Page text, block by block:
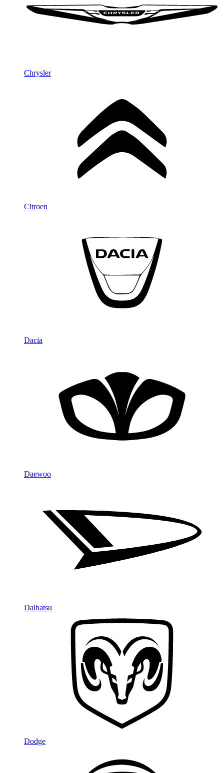
Chrysler
Citroen
Dacia
Daewoo
Daihatsu
Dodge